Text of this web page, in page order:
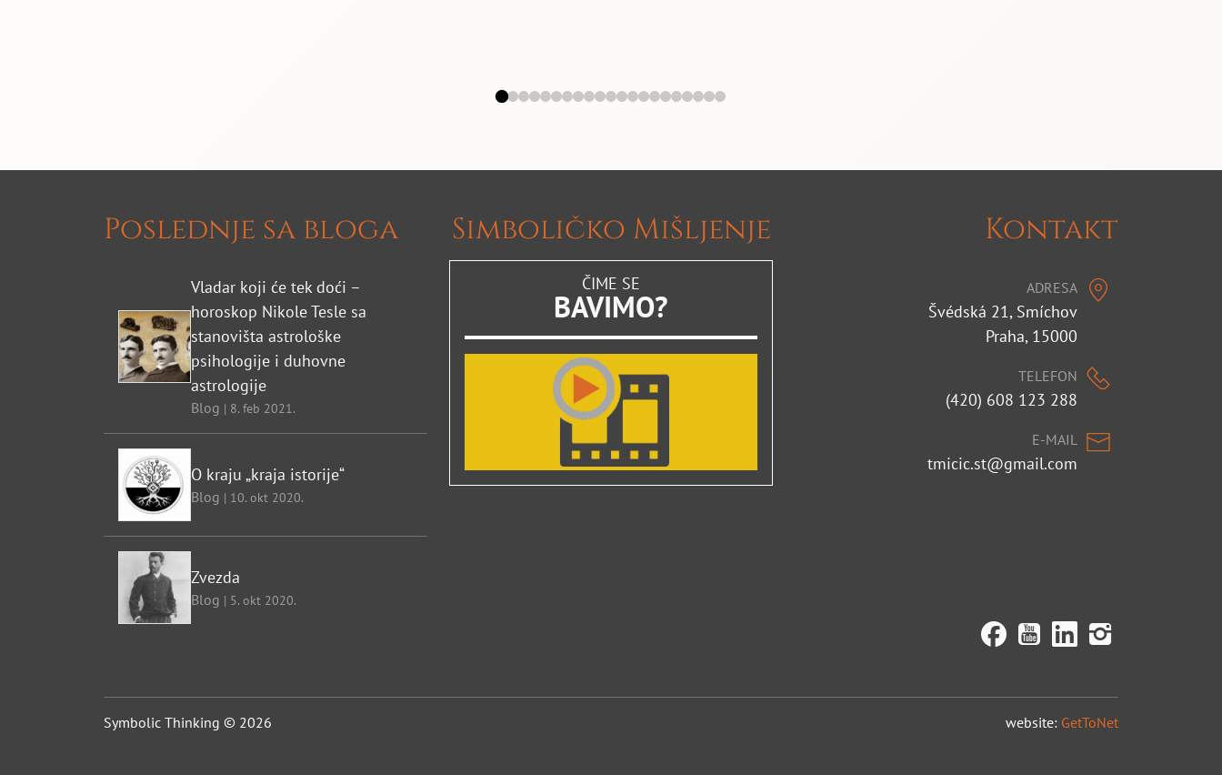
Poslednje sa bloga
Vladar koji će tek doći –
horoskop Nikole Tesle sa
stanovišta astrološke
psihologije i duhovne
astrologije
Blog | 8. feb 2021.
O kraju „kraja istorije“
Blog | 10. okt 2020.
Zvezda
Blog | 5. okt 2020.
Simboličko Mišljenje
ČIME SE
BAVIMO?
Kontakt
ADRESA
Švédská 21, Smíchov
Praha, 15000
TELEFON
(420) 608 123 288
E-MAIL
tmicic.st@gmail.com
Symbolic Thinking © 2026 website: GetToNet